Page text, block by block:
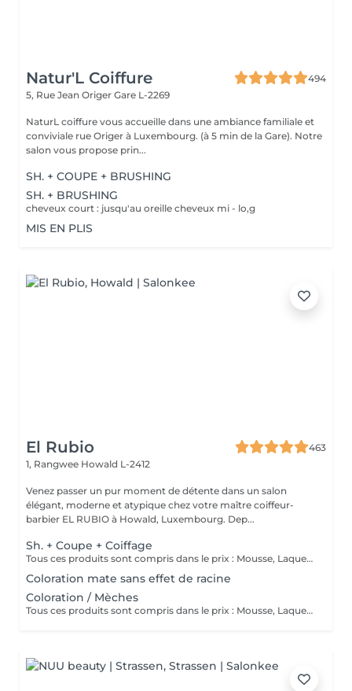
Natur'L Coiffure
494
5, Rue Jean Origer Gare L-2269
NaturL coiffure vous accueille dans une ambiance familiale et
conviviale rue Origer à Luxembourg. (à 5 min de la Gare). Notre
salon vous propose prin...
SH. + COUPE + BRUSHING
SH. + BRUSHING
cheveux court : jusqu'au oreille cheveux mi - lo,g
MIS EN PLIS
El Rubio
463
1, Rangwee Howald L-2412
Venez passer un pur moment de détente dans un salon
élégant, moderne et atypique chez votre maître coiffeur-
barbier EL RUBIO à Howald, Luxembourg. Dep...
Sh. + Coupe + Coiffage
Tous ces produits sont compris dans le prix : Mousse, Laque, Gel, Soin démêlant, Shampoing spécifique. Tous les produits que nous utilisons sont des produits de qualité professionnelle.
Coloration mate sans effet de racine
Coloration / Mèches
Tous ces produits sont compris dans le prix : Mousse, Laque, Gel, Soin démêlant, Shampoing spécifique. Tous les produits que nous utilisons sont des produits de qualité professionnelle.